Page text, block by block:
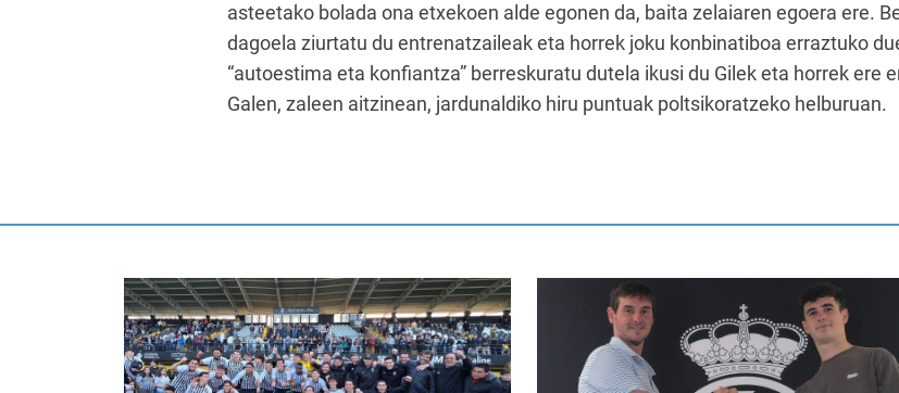
asteetako bolada ona etxekoen alde egonen da, baita zelaiaren egoera ere.
dagoela ziurtatu du entrenatzaileak eta horrek joku konbinatiboa erraztuko
“autoestima eta konfiantza” berreskuratu dutela ikusi du Gilek eta horrek ere
Galen, zaleen aitzinean, jardunaldiko hiru puntuak poltsikoratzeko helburuan.